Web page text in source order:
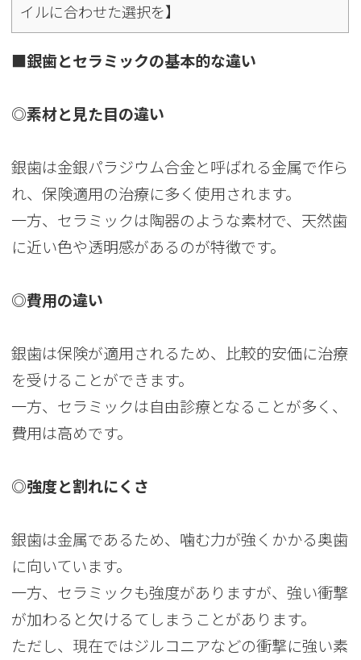
イルに合わせた選択を】
■銀歯とセラミックの基本的な違い
◎素材と見た目の違い
銀歯は金銀パラジウム合金と呼ばれる金属で作ら
れ、保険適用の治療に多く使用されます。
一方、セラミックは陶器のような素材で、天然歯
に近い色や透明感があるのが特徴です。
◎費用の違い
銀歯は保険が適用されるため、比較的安価に治療
を受けることができます。
一方、セラミックは自由診療となることが多く、
費用は高めです。
◎強度と割れにくさ
銀歯は金属であるため、噛む力が強くかかる奥歯
に向いています。
一方、セラミックも強度がありますが、強い衝撃
が加わると欠けるてしまうことがあります。
ただし、現在ではジルコニアなどの衝撃に強い素